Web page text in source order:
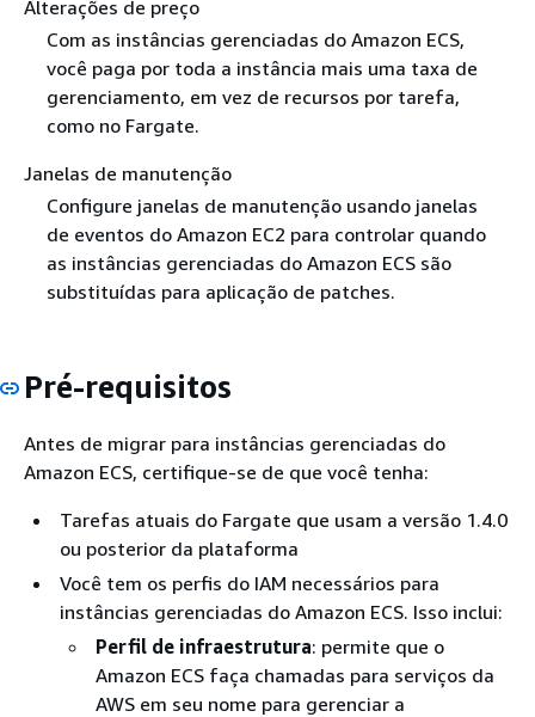
Alterações de preço
Com as instâncias gerenciadas do Amazon ECS,
você paga por toda a instância mais uma taxa de
gerenciamento, em vez de recursos por tarefa,
como no Fargate.
Janelas de manutenção
Configure janelas de manutenção usando janelas
de eventos do Amazon EC2 para controlar quando
as instâncias gerenciadas do Amazon ECS são
substituídas para aplicação de patches.
Pré-requisitos
Antes de migrar para instâncias gerenciadas do
Amazon ECS, certifique-se de que você tenha:
Tarefas atuais do Fargate que usam a versão 1.4.0
ou posterior da plataforma
Você tem os perfis do IAM necessários para
instâncias gerenciadas do Amazon ECS. Isso inclui:
Perfil de infraestrutura: permite que o
Amazon ECS faça chamadas para serviços da
AWS em seu nome para gerenciar a